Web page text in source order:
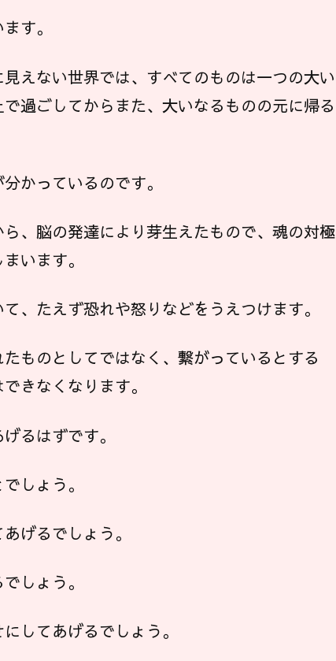
す。
えない世界では、すべてのものは一つの大い
過ごしてからまた、大いなるものの元に帰る
かっているのです。
、脳の発達により芽生えたもので、魂の対極
います。
、たえず恐れや怒りなどをうえつけます。
ものとしてではなく、繋がっているとする
きなくなります。
るはずです。
しょう。
げるでしょう。
しょう。
してあげるでしょう。